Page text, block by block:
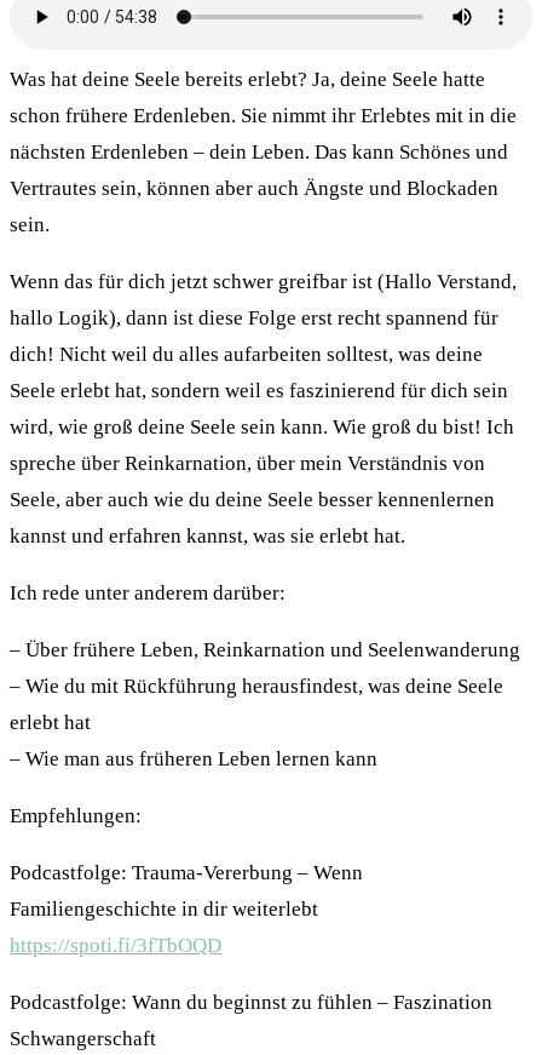
Was hat deine Seele bereits erlebt? Ja, deine Seele hatte
schon frühere Erdenleben. Sie nimmt ihr Erlebtes mit in die
nächsten Erdenleben – dein Leben. Das kann Schönes und
Vertrautes sein, können aber auch Ängste und Blockaden
sein.
Wenn das für dich jetzt schwer greifbar ist (Hallo Verstand,
hallo Logik), dann ist diese Folge erst recht spannend für
dich! Nicht weil du alles aufarbeiten solltest, was deine
Seele erlebt hat, sondern weil es faszinierend für dich sein
wird, wie groß deine Seele sein kann. Wie groß du bist! Ich
spreche über Reinkarnation, über mein Verständnis von
Seele, aber auch wie du deine Seele besser kennenlernen
kannst und erfahren kannst, was sie erlebt hat.
Ich rede unter anderem darüber:
– Über frühere Leben, Reinkarnation und Seelenwanderung
– Wie du mit Rückführung herausfindest, was deine Seele
erlebt hat
– Wie man aus früheren Leben lernen kann
Empfehlungen:
Podcastfolge: Trauma-Vererbung – Wenn
Familiengeschichte in dir weiterlebt
https://spoti.fi/3fTbOQD
Podcastfolge: Wann du beginnst zu fühlen – Faszination
Schwangerschaft